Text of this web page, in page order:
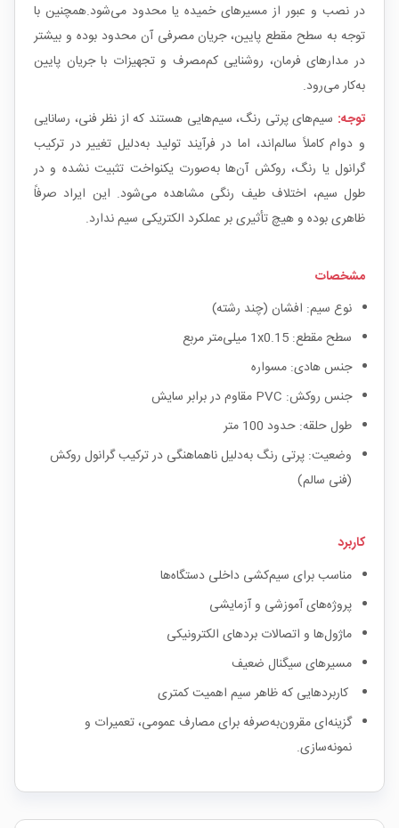
در نصب و عبور از مسیرهای خمیده یا محدود می‌شود.همچنین با
توجه به سطح مقطع پایین، جریان مصرفی آن محدود بوده و بیشتر
در مدارهای فرمان، روشنایی کم‌مصرف و تجهیزات با جریان پایین
به‌کار می‌رود.
توجه: سیم‌های پرتی رنگ، سیم‌هایی هستند که از نظر فنی، رسانایی
و دوام کاملاً سالم‌اند، اما در فرآیند تولید به‌دلیل تغییر در ترکیب
گرانول یا رنگ، روکش آن‌ها به‌صورت یکنواخت تثبیت نشده و در
طول سیم، اختلاف طیف رنگی مشاهده می‌شود. این ایراد صرفاً
ظاهری بوده و هیچ تأثیری بر عملکرد الکتریکی سیم ندارد.
مشخصات
نوع سیم: افشان (چند رشته)
سطح مقطع: 1x0.15 میلی‌متر مربع
جنس هادی: مسواره
جنس روکش: PVC مقاوم در برابر سایش
طول حلقه: حدود 100 متر
وضعیت: پرتی رنگ به‌دلیل ناهماهنگی در ترکیب گرانول روکش
(فنی سالم)
کاربرد
مناسب برای سیم‌کشی داخلی دستگاه‌ها
پروژه‌های آموزشی و آزمایشی
ماژول‌ها و اتصالات بردهای الکترونیکی
مسیرهای سیگنال ضعیف
کاربردهایی که ظاهر سیم اهمیت کمتری
گزینه‌ای مقرون‌به‌صرفه برای مصارف عمومی، تعمیرات و
نمونه‌سازی.